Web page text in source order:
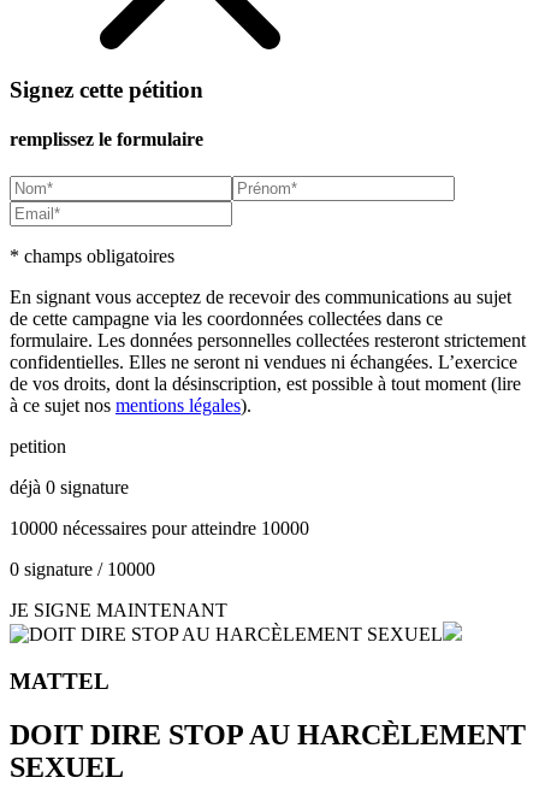
Signez cette pétition
remplissez le formulaire
* champs obligatoires
En signant vous acceptez de recevoir des communications au sujet
de cette campagne via les coordonnées collectées dans ce
formulaire. Les données personnelles collectées resteront strictement
confidentielles. Elles ne seront ni vendues ni échangées. L’exercice
de vos droits, dont la désinscription, est possible à tout moment (lire
à ce sujet nos mentions légales).
petition
déjà 0 signature
10000 nécessaires pour atteindre 10000
0 signature / 10000
JE SIGNE MAINTENANT
MATTEL
DOIT DIRE STOP AU HARCÈLEMENT
SEXUEL